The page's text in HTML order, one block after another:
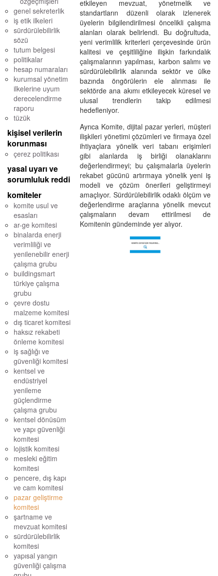
genel sekreterlik
iş etik ilkeleri
sürdürülebilirlik
sözü
tutum belgesi
politikalar
hesap numaraları
kurumsal yönetim
ilkelerine uyum
derecelendirme
raporu
tüzük
kişisel verilerin
korunması
çerez politikası
yasal uyarı ve
sorumluluk reddi
komiteler
komite usul ve
esasları
ar-ge komitesi
binalarda enerji
verimliliği ve
yenilenebilir enerji
çalışma grubu
buildingsmart
türkiye çalışma
grubu
çevre dostu
malzeme komitesi
dış ticaret komitesi
haksız rekabeti
önleme komitesi
iş sağlığı ve
güvenliği komitesi
kentsel ve
endüstriyel
yenileme
güçlendirme
çalışma grubu
kentsel dönüsüm
ve yapı güvenliği
komitesi
lojistik komitesi
mesleki eğitim
komitesi
pencere, dış kapı
ve cam komitesi
pazar geliştirme
komitesi
şartname ve
mevzuat komitesi
sürdürülebilirlik
komitesi
yapısal yangın
güvenliği çalışma
etkileyen mevzuat, yönetmelik ve
standartların düzenli olarak izlenerek
üyelerin bilgilendirilmesi öncelikli çalışma
alanları olarak belirlendi. Bu doğrultuda,
yeni verimlilik kriterleri çerçevesinde ürün
kalitesi ve çeşitliliğine ilişkin farkındalık
çalışmalarının yapılması, karbon salımı ve
sürdürülebilirlik alanında sektör ve ülke
bazında öngörülerin ele alınması ile
sektörde ana akımı etkileyecek küresel ve
ulusal trendlerin takip edilmesi
hedefleniyor.
Ayrıca Komite, dijital pazar yerleri, müşteri
ilişkileri yönetimi çözümleri ve firmaya özel
ihtiyaçlara yönelik veri tabanı erişimleri
gibi alanlarda iş birliği olanaklarını
değerlendirmeyi; bu çalışmalarla üyelerin
rekabet gücünü artırmaya yönelik yeni iş
modeli ve çözüm önerileri geliştirmeyi
amaçlıyor. Sürdürülebilirlik odaklı ölçüm ve
değerlendirme araçlarına yönelik mevcut
çalışmaların devam ettirilmesi de
Komitenin gündeminde yer alıyor.